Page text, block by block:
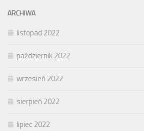
ARCHIWA
listopad 2022
październik 2022
wrzesień 2022
sierpień 2022
lipiec 2022